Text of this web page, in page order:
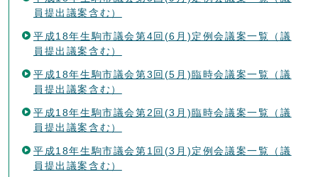
員提出議案含む）
平成18年生駒市議会第4回(6月)定例会議案一覧（議
員提出議案含む）
平成18年生駒市議会第3回(5月)臨時会議案一覧（議
員提出議案含む）
平成18年生駒市議会第2回(3月)臨時会議案一覧（議
員提出議案含む）
平成18年生駒市議会第1回(3月)定例会議案一覧（議
員提出議案含む）